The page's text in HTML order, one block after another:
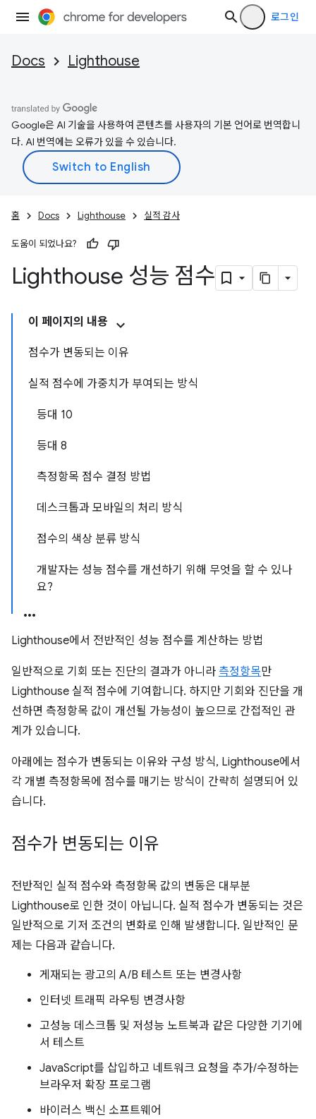
로그인
Docs Lighthouse
Google은 AI 기술을 사용하여 콘텐츠를 사용자의 기본 언어로 번역합니
다. AI 번역에는 오류가 있을 수 있습니다.
홈 Docs Lighthouse 실적 감사
도움이 되었나요?
Lighthouse 성능 점수
이 페이지의 내용
점수가 변동되는 이유
실적 점수에 가중치가 부여되는 방식
등대 10
등대 8
측정항목 점수 결정 방법
데스크톱과 모바일의 처리 방식
점수의 색상 분류 방식
개발자는 성능 점수를 개선하기 위해 무엇을 할 수 있나
요?
Lighthouse에서 전반적인 성능 점수를 계산하는 방법
일반적으로 기회 또는 진단의 결과가 아니라 측정항목만
Lighthouse 실적 점수에 기여합니다. 하지만 기회와 진단을 개
선하면 측정항목 값이 개선될 가능성이 높으므로 간접적인 관
계가 있습니다.
아래에는 점수가 변동되는 이유와 구성 방식, Lighthouse에서
각 개별 측정항목에 점수를 매기는 방식이 간략히 설명되어 있
습니다.
점수가 변동되는 이유
전반적인 실적 점수와 측정항목 값의 변동은 대부분
Lighthouse로 인한 것이 아닙니다. 실적 점수가 변동되는 것은
일반적으로 기저 조건의 변화로 인해 발생합니다. 일반적인 문
제는 다음과 같습니다.
게재되는 광고의 A/B 테스트 또는 변경사항
인터넷 트래픽 라우팅 변경사항
고성능 데스크톱 및 저성능 노트북과 같은 다양한 기기에
서 테스트
JavaScript를 삽입하고 네트워크 요청을 추가/수정하는
브라우저 확장 프로그램
바이러스 백신 소프트웨어